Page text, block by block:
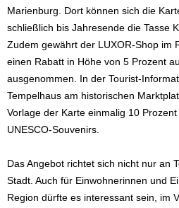
Marienburg. Dort können sich die
schließlich bis Jahresende die Tasse
Zudem gewährt der LUXOR-Shop im
einen Rabatt in Höhe von 5 Prozent
ausgenommen. In der Tourist-
Tempelhaus am historischen
Vorlage der Karte einmalig 10
UNESCO-Souvenirs.
Das Angebot richtet sich nicht nur an
Stadt. Auch für Einwohnerinnen und
Region dürfte es interessant sein, im